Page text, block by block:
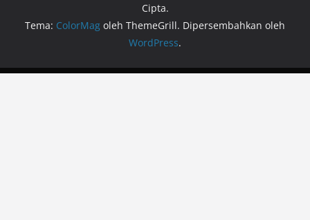
Cipta.
Tema: ColorMag oleh ThemeGrill. Dipersembahkan oleh
WordPress.